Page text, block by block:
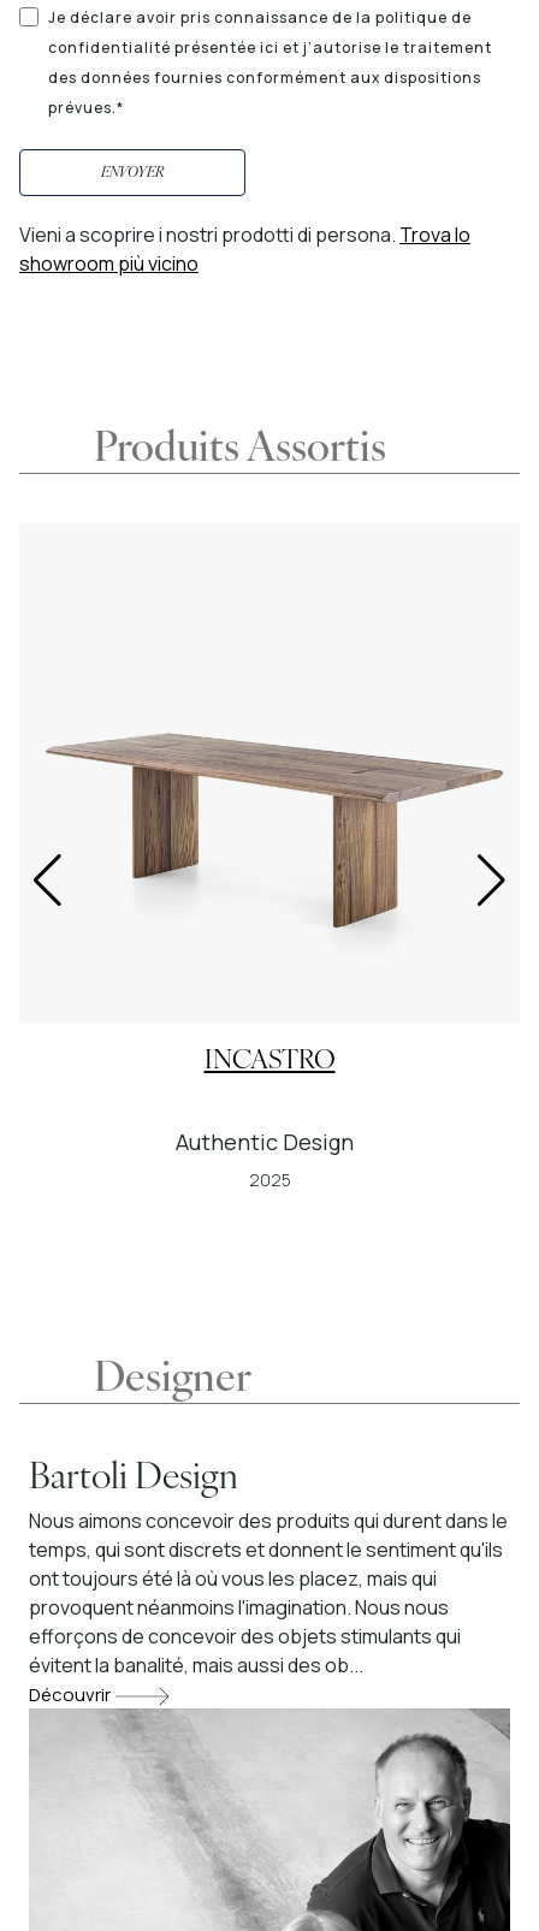
Je déclare avoir pris connaissance de la politique de
confidentialité présentée ici et j’autorise le traitement
des données fournies conformément aux dispositions
prévues.*
ENVOYER
Vieni a scoprire i nostri prodotti di persona. Trova lo
showroom più vicino
Produits Assortis
INCASTRO
Authentic Design
2025
Designer
Bartoli Design
Nous aimons concevoir des produits qui durent dans le
temps, qui sont discrets et donnent le sentiment qu'ils
ont toujours été là où vous les placez, mais qui
provoquent néanmoins l'imagination. Nous nous
efforçons de concevoir des objets stimulants qui
évitent la banalité, mais aussi des ob...
Découvrir